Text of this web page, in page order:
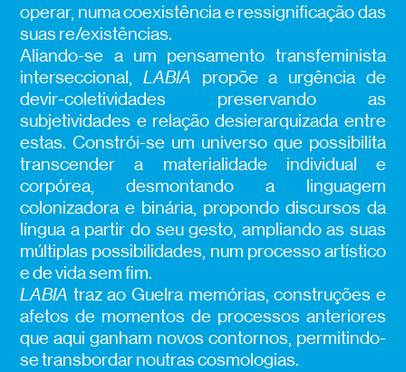
operar, numa coexistência e ressignificação das
suas re/existências.
Aliando-se a um pensamento transfeminista
interseccional,LABIA propõe a urgência de
devir-coletividades preservando as
subjetividades e relação desierarquizada entre
estas. Constrói-se um universo que possibilita
transcender a materialidade individual e
corpórea, desmontando a linguagem
colonizadora e binária, propondo discursos da
língua a partir do seu gesto, ampliando as suas
múltiplas possibilidades, num processo artístico
e de vida sem fim.
LABIA traz ao Guelra memórias, construções e
afetos de momentos de processos anteriores
que aqui ganham novos contornos, permitindo-
se transbordar noutras cosmologias.